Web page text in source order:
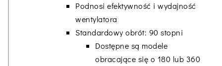
Podnosi efektywność i wydajność
wentylatora
Standardowy obrót: 90 stopni
Dostępne są modele
obracające się o 180 lub 360